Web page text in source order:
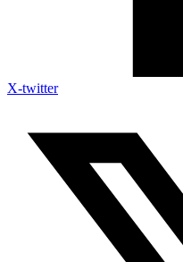
X-twitter